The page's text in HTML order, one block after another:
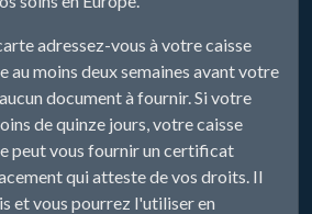
adressez-vous à votre caisse
au moins deux semaines avant votre
document à fournir. Si votre
de quinze jours, votre caisse
peut vous fournir un certificat
qui atteste de vos droits. Il
et vous pourrez l'utiliser en